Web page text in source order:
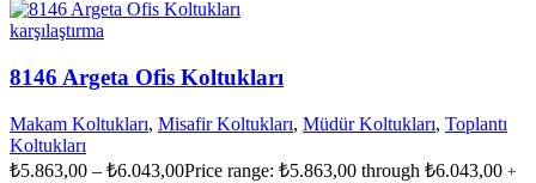
karşılaştırma
8146 Argeta Ofis Koltukları
Makam Koltukları, Misafir Koltukları, Müdür Koltukları, Toplantı
Koltukları
₺5.863,00 – ₺6.043,00Price range: ₺5.863,00 through ₺6.043,00 +